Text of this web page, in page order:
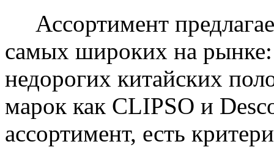
Ассортимент
самых широких на
недорогих китайских
марок как CLIPSO и
ассортимент, есть